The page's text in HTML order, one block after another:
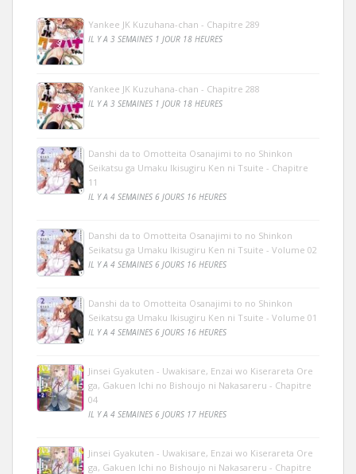
Yankee JK Kuzuhana-chan - Chapitre 289
IL Y A 3 SEMAINES 1 JOUR 18 HEURES
Yankee JK Kuzuhana-chan - Chapitre 288
IL Y A 3 SEMAINES 1 JOUR 18 HEURES
Danshi da to Omotteita Osanajimi to no Shinkon
Seikatsu ga Umaku Ikisugiru Ken ni Tsuite - Chapitre
11
IL Y A 4 SEMAINES 6 JOURS 16 HEURES
Danshi da to Omotteita Osanajimi to no Shinkon
Seikatsu ga Umaku Ikisugiru Ken ni Tsuite - Volume 02
IL Y A 4 SEMAINES 6 JOURS 16 HEURES
Danshi da to Omotteita Osanajimi to no Shinkon
Seikatsu ga Umaku Ikisugiru Ken ni Tsuite - Volume 01
IL Y A 4 SEMAINES 6 JOURS 16 HEURES
Jinsei Gyakuten - Uwakisare, Enzai wo Kiserareta Ore
ga, Gakuen Ichi no Bishoujo ni Nakasareru - Chapitre
04
IL Y A 4 SEMAINES 6 JOURS 17 HEURES
Jinsei Gyakuten - Uwakisare, Enzai wo Kiserareta Ore
ga, Gakuen Ichi no Bishoujo ni Nakasareru - Chapitre